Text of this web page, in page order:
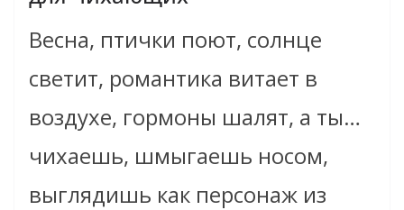
Весна, птички поют, солнце
светит, романтика витает в
воздухе, гормоны шалят, а ты…
чихаешь, шмыгаешь носом,
выглядишь как персонаж из